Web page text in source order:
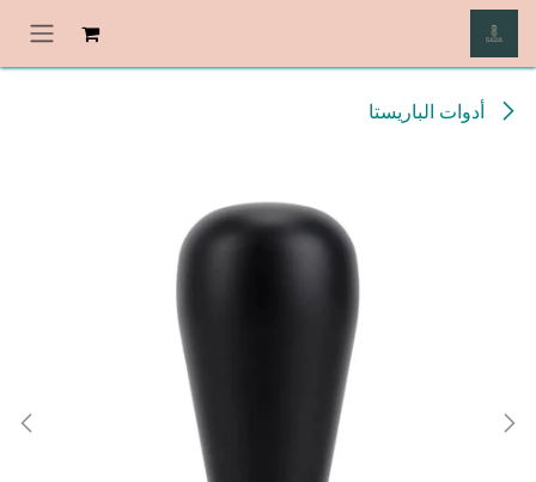
تخطي للذهاب إلى المحتوى
أدوات الباريستا